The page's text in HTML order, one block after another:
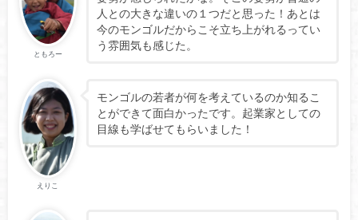
ともろー
人との大きな違いの１つだと思った！あとは
今のモンゴルだからこそ立ち上がれるってい
う雰囲気も感じた。
えりこ
モンゴルの若者が何を考えているのか知るこ
とができて面白かったです。起業家としての
目線も学ばせてもらいました！